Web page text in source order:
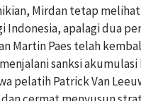
Mirdan tetap melihat
Indonesia, apalagi dua
Martin Paes telah
sanksi akumulasi
pelatih Patrick Van